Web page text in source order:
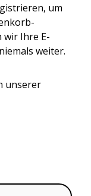
um
wir Ihre E-
weiter.
unserer